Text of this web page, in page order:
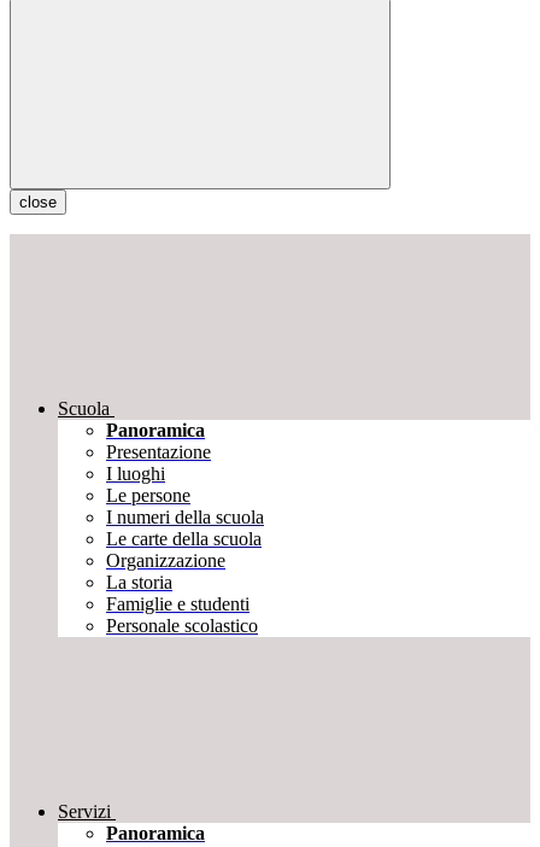
close
Scuola
Panoramica
Presentazione
I luoghi
Le persone
I numeri della scuola
Le carte della scuola
Organizzazione
La storia
Famiglie e studenti
Personale scolastico
Servizi
Panoramica